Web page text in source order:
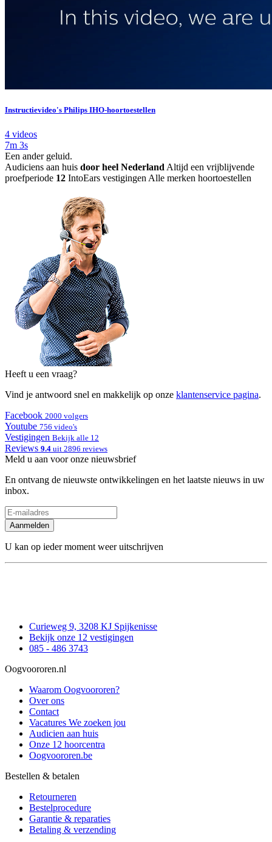
Instructievideo's Philips IHO-hoortoestellen
4 videos
7m 3s
Een ander geluid.
Audiciens aan huis door heel Nederland Altijd een vrijblijvende
proefperiode 12 IntoEars vestigingen Alle merken hoortoestellen
Heeft u een vraag?
Vind je antwoord snel en makkelijk op onze klantenservice pagina.
Facebook 2000 volgers
Youtube 756 video's
Vestigingen Bekijk alle 12
Reviews 9.4 uit 2896 reviews
Meld u aan voor onze nieuwsbrief
En ontvang de nieuwste ontwikkelingen en het laatste nieuws in uw
inbox.
Aanmelden
U kan op ieder moment weer uitschrijven
Curieweg 9, 3208 KJ Spijkenisse
Bekijk onze 12 vestigingen
085 - 486 3743
Oogvoororen.nl
Waarom Oogvoororen?
Over ons
Contact
Vacatures We zoeken jou
Audicien aan huis
Onze 12 hoorcentra
Oogvoororen.be
Bestellen & betalen
Retourneren
Bestelprocedure
Garantie & reparaties
Betaling & verzending